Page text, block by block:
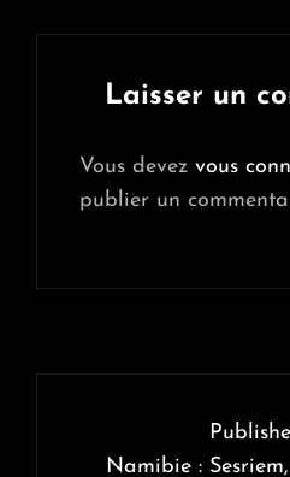
Laisser un
Vous devez vous
publier un
l’articleNamibie :